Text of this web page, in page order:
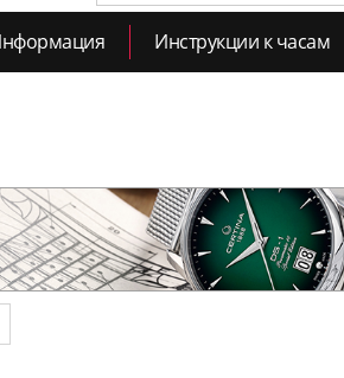
Инструкции к часам